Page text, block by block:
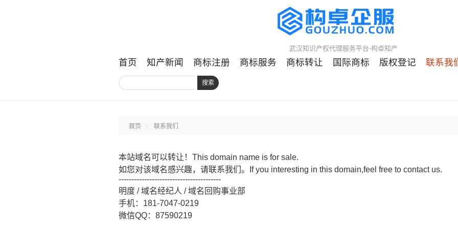
武汉知识产权代理服务平台-构卓知产
首页 知产新闻 商标注册 商标服务 商标转让 国际商标 版权登记 联系我
搜索
首页 联系我们
本站域名可以转让！This domain name is for sale.
如您对该域名感兴趣，请联系我们。If you interesting in this domain,feel free to contact us.
----------------------------------------
明度 / 域名经纪人 / 域名回购事业部
手机：181-7047-0219
微信QQ：87590219